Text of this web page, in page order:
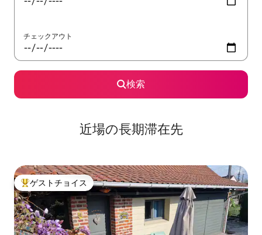
チェックアウト
検索
近場の長期滞在先
大好評のゲストチョイスです。
ゲストチョイス